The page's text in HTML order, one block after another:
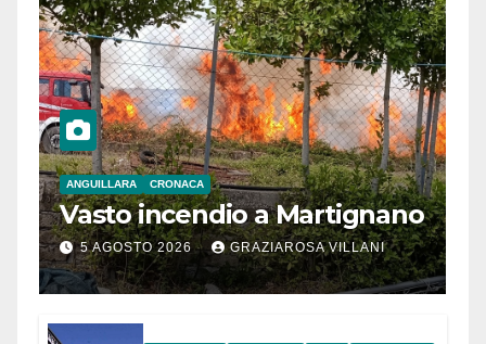
ANGUILLARA CRONACA
Vasto incendio a Martignano
5 AGOSTO 2026 GRAZIAROSA VILLANI